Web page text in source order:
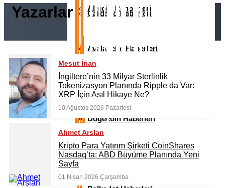
Cardano Haberleri
Avalanche Haberleri
Litecoin Haberleri
Dogecoin Haberleri
Hedera Haberleri
Altcoin Rehberleri
Yazarlar
Mesut İnan
İngiltere’nin 33 Milyar Sterlinlik
Tokenizasyon Planında Ripple da Var:
XRP İçin Asıl Hikaye Ne?
10 Ağustos 2026 Pazartesi
Ahmet Arslan
Kripto Para Yatırım Şirketi CoinShares
Nasdaq’ta: ABD Büyüme Planında Yeni
Sayfa
01 Nisan 2026 Çarşamba